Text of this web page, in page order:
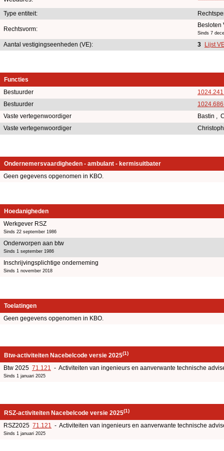
Type entiteit:
Rechtsvorm:
Besloten
Sinds 7
Aantal vestigingseenheden (VE): 3 Lijst
Functies
Bestuurder
Bestuurder
Vaste vertegenwoordiger
Bastin ,
Vaste vertegenwoordiger
Ondernemersvaardigheden - ambulant - kermisuitbater
Geen gegevens opgenomen in KBO.
Hoedanigheden
Werkgever RSZ
Sinds 22 september 1986
Onderworpen aan btw
Sinds 1 september 1986
Inschrijvingsplichtige onderneming
Sinds 1 november 2018
Toelatingen
Geen gegevens opgenomen in KBO.
Btw-activiteiten Nacebelcode versie 2025(1)
Btw 2025 71.121 - Activiteiten van ingenieurs en aanverwante technische
Sinds 1 januari 2025
RSZ-activiteiten Nacebelcode versie 2025(1)
RSZ2025 71.121 - Activiteiten van ingenieurs en aanverwante technische
Sinds 1 januari 2025